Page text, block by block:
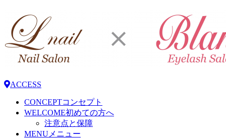
ACCESS
CONCEPTコンセプト
WELCOME初めての方へ
注意点と保障
MENU メニュー